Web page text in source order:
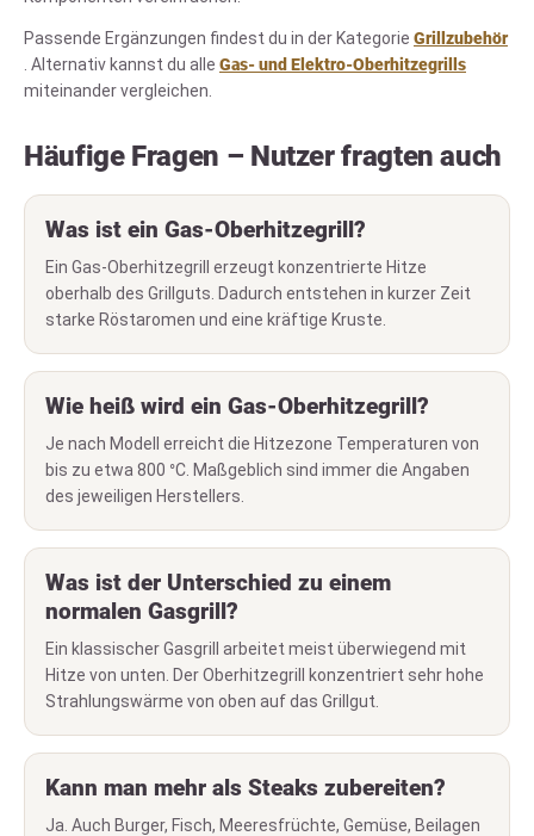
Passende Ergänzungen findest du in der Kategorie Grillzubehör
. Alternativ kannst du alle Gas- und Elektro-Oberhitzegrills
miteinander vergleichen.
Häufige Fragen – Nutzer fragten auch
Was ist ein Gas-Oberhitzegrill?
Ein Gas-Oberhitzegrill erzeugt konzentrierte Hitze
oberhalb des Grillguts. Dadurch entstehen in kurzer Zeit
starke Röstaromen und eine kräftige Kruste.
Wie heiß wird ein Gas-Oberhitzegrill?
Je nach Modell erreicht die Hitzezone Temperaturen von
bis zu etwa 800 °C. Maßgeblich sind immer die Angaben
des jeweiligen Herstellers.
Was ist der Unterschied zu einem
normalen Gasgrill?
Ein klassischer Gasgrill arbeitet meist überwiegend mit
Hitze von unten. Der Oberhitzegrill konzentriert sehr hohe
Strahlungswärme von oben auf das Grillgut.
Kann man mehr als Steaks zubereiten?
Ja. Auch Burger, Fisch, Meeresfrüchte, Gemüse, Beilagen